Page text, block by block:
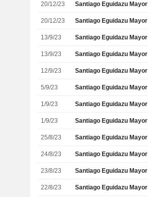
20/12/23 Santiago Eguidazu Mayor
20/12/23 Santiago Eguidazu Mayor
13/9/23 Santiago Eguidazu Mayor
13/9/23 Santiago Eguidazu Mayor
12/9/23 Santiago Eguidazu Mayor
5/9/23 Santiago Eguidazu Mayor
1/9/23 Santiago Eguidazu Mayor
1/9/23 Santiago Eguidazu Mayor
25/8/23 Santiago Eguidazu Mayor
24/8/23 Santiago Eguidazu Mayor
23/8/23 Santiago Eguidazu Mayor
22/8/23 Santiago Eguidazu Mayor